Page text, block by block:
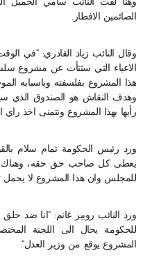
وهنا لفت النائب سامي الجميل
الصائمين الافطار.
وقال النائب زياد القادري: “في
الاعباء التي ستتأت عن مشروع
هذا المشروع بفلسفته وباسبابه
وهدف النقاش هو الصندوق الذي
رأيها بهذا المشروع ونتمنى اخذ راي
ورد رئيس الحكومة تمام سلام
يعطى كل صاحب حق حقه، وهناك
للمجلس وان هذا المشروع لا يحمل
ورد النائب روبير غانم: “انا ضد
للحكومة يحال الى اللجنة
المشروع يوقع من وزير العدل”.